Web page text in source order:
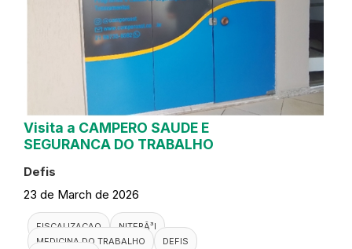
Visita a CAMPERO SAUDE E
SEGURANCA DO TRABALHO
Defis
23 de March de 2026
FISCALIZACAO
NITERÃ³I
MEDICINA DO TRABALHO
DEFIS